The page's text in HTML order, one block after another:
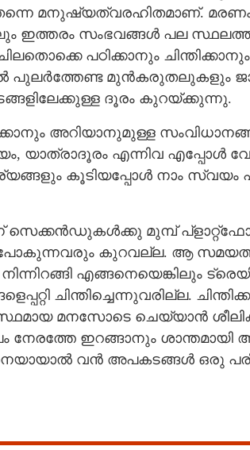
മനുഷ്യത്വരഹിതമാണ്.
ഇത്തരം സംഭവങ്ങൾ പല
പഠിക്കാനും
പുലർത്തേണ്ട മുൻകരുതലുകളും
ദൂരം കുറയ്ക്കുന്നു.
അറിയാനുമുള്ള
യാത്രാദൂരം എന്നിവ എപ്പോൾ
കൂടിയപ്പോൾ നാം സ്വയം
സെക്കൻഡുകൾക്കു മുമ്പ്
പോകുന്നവരും കുറവല്ല. ആ
എങ്ങനെയെങ്കിലും
ചിന്തിച്ചെന്നുവരില്ല.
മനസോടെ ചെയ്യാൻ
ഇറങ്ങാനും ശാന്തമായി
വൻ അപകടങ്ങൾ ഒരു
ട്രെയിൻ യാത്രകളിൽ പുലർത്തേണ്ട
ജാഗ്രത